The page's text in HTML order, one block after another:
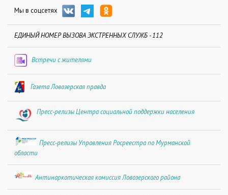
Мы в соцсетях
ЕДИНЫЙ НОМЕР ВЫЗОВА ЭКСТРЕННЫХ СЛУЖБ - 112
Встречи с жителями
Газета Ловозерская правда
Пресс-релизы Центра социальной поддержки населения
Пресс-релизы Управления Росреестра по Мурманской
области
Антинаркотическая комиссия Ловозерского района